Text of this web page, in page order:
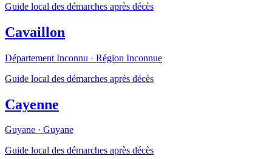
Guide local des démarches après décès
Cavaillon
Département Inconnu · Région Inconnue
Guide local des démarches après décès
Cayenne
Guyane · Guyane
Guide local des démarches après décès